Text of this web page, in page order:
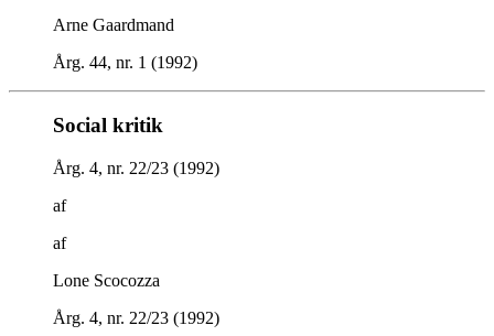
Arne Gaardmand
Årg. 44, nr. 1 (1992)
Social kritik
Årg. 4, nr. 22/23 (1992)
af
af
Lone Scocozza
Årg. 4, nr. 22/23 (1992)